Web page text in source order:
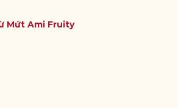
Mứt Ami Fruity